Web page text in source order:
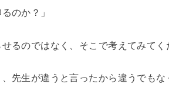
のか？」
るのではなく、そこで考えてみてく
先生が違うと言ったから違うでも